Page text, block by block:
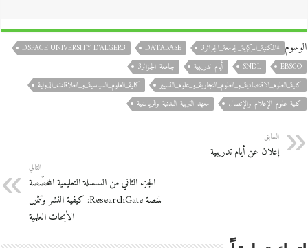
الوسوم #المكتبة_المركزية_لجامعة_الجزائر3 DATABASE
DSPACE UNIVERSITY D'ALGER3
EBSCO
SNDL أيام_تدريبية
جامعة_الجزائر3
كلية_العلوم_الاقتصادية_و_العلوم_التجارية_و_علوم_التسيير
كلية_العلوم_السياسية_و_العلاقات_الدولية
كلية_علوم_الإعلام_والإتصال
معهد_التربية_البدنية_والرياضية
السابق
إعلان عن أيام تدريبية
التالي
الجزء الثاني من السلسلة التعليمية المخصّصة
لمنصة ResearchGate: كيفية النشر وتثمين
الأبحاث العلمية